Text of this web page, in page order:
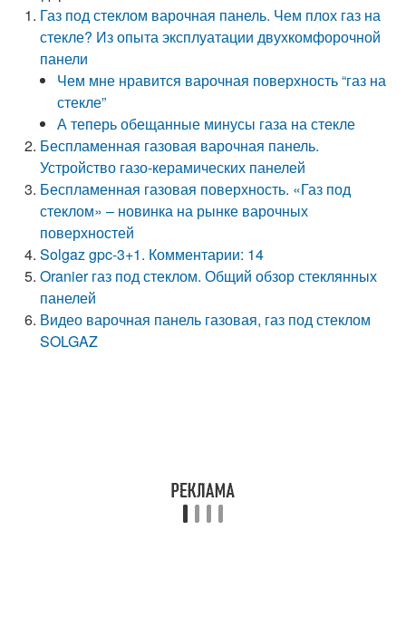
Газ под стеклом варочная панель. Чем плох газ на
стекле? Из опыта эксплуатации двухкомфорочной
панели
Чем мне нравится варочная поверхность “газ на
стекле”
А теперь обещанные минусы газа на стекле
Беспламенная газовая варочная панель.
Устройство газо-керамических панелей
Беспламенная газовая поверхность. «Газ под
стеклом» – новинка на рынке варочных
поверхностей
Solgaz gpc-3+1. Комментарии: 14
Oranier газ под стеклом. Общий обзор стеклянных
панелей
Видео варочная панель газовая, газ под стеклом
SOLGAZ